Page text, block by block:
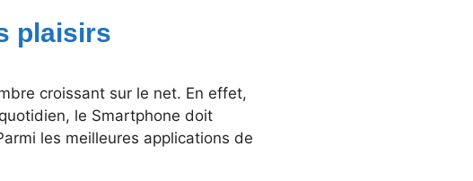
plaisirs
croissant sur le net. En effet,
le Smartphone doit
les meilleures applications de